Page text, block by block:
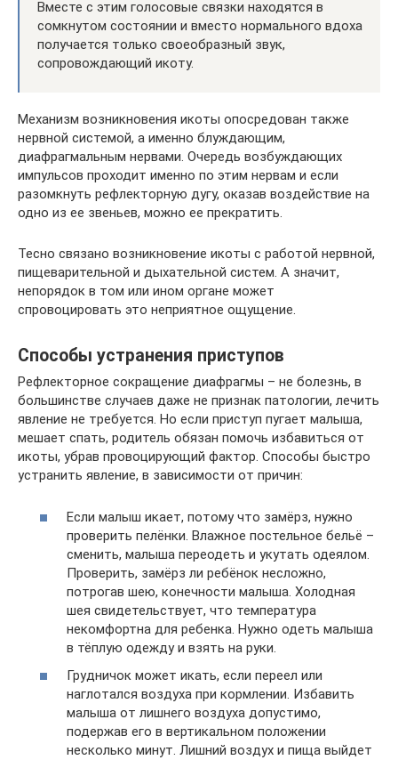
Вместе с этим голосовые связки находятся в
сомкнутом состоянии и вместо нормального вдоха
получается только своеобразный звук,
сопровождающий икоту.
Механизм возникновения икоты опосредован также
нервной системой, а именно блуждающим,
диафрагмальным нервами. Очередь возбуждающих
импульсов проходит именно по этим нервам и если
разомкнуть рефлекторную дугу, оказав воздействие на
одно из ее звеньев, можно ее прекратить.
Тесно связано возникновение икоты с работой нервной,
пищеварительной и дыхательной систем. А значит,
непорядок в том или ином органе может
спровоцировать это неприятное ощущение.
Способы устранения приступов
Рефлекторное сокращение диафрагмы – не болезнь, в
большинстве случаев даже не признак патологии, лечить
явление не требуется. Но если приступ пугает малыша,
мешает спать, родитель обязан помочь избавиться от
икоты, убрав провоцирующий фактор. Способы быстро
устранить явление, в зависимости от причин:
Если малыш икает, потому что замёрз, нужно
проверить пелёнки. Влажное постельное бельё –
сменить, малыша переодеть и укутать одеялом.
Проверить, замёрз ли ребёнок несложно,
потрогав шею, конечности малыша. Холодная
шея свидетельствует, что температура
некомфортна для ребенка. Нужно одеть малыша
в тёплую одежду и взять на руки.
Грудничок может икать, если переел или
наглотался воздуха при кормлении. Избавить
малыша от лишнего воздуха допустимо,
подержав его в вертикальном положении
несколько минут. Лишний воздух и пища выйдет